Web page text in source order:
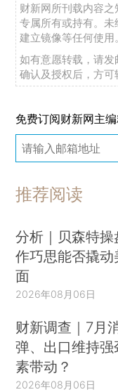
财新网所刊载内容
专属所有或持有。
建立镜像等任何使用。
如有意愿转载，请发
确认及授权后，方可
免费订阅财新网主
推荐阅读
分析｜贝森特
作巧思能否撬
面
2026年08月06日
财新调查｜7月
弹、出口维持强
素带动？
2026年08月06日